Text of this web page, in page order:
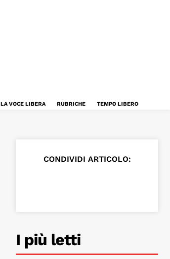
LA VOCE LIBERA RUBRICHE TEMPO LIBERO
CONDIVIDI ARTICOLO:
I più letti